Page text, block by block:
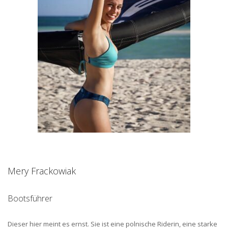
Mery Frackowiak
Bootsführer
Dieser hier meint es ernst. Sie ist eine polnische Riderin, eine starke